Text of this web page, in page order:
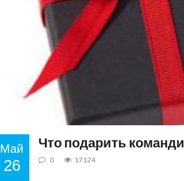
Май
26
Что подарить
0 17124